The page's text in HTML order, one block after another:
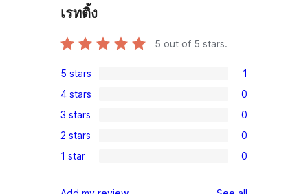
เรทติ้ง
5 out of 5 stars.
5-
star
review
5 stars 1
4-
star
reviews
4 stars 0
3-
star
3 stars 0
2-
2 stars 0
1 star 0